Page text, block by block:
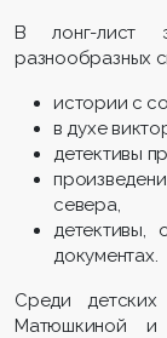
В лонг-лист
разнообразных
истории с
в духе
детективы
севера,
детективы,
документах.
Среди
Матюшкиной и